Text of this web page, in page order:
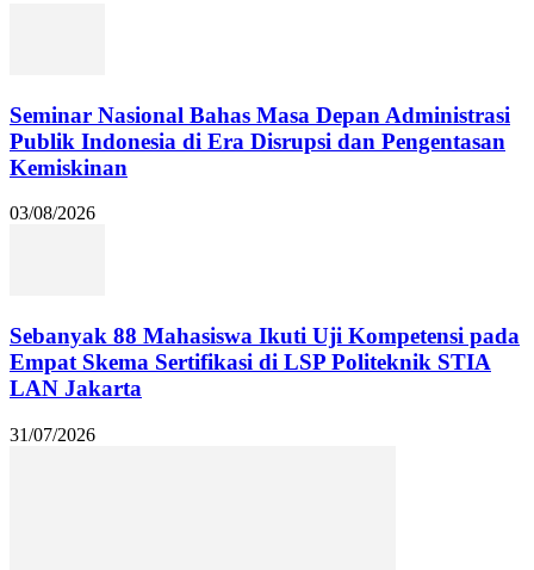
Seminar Nasional Bahas Masa Depan Administrasi
Publik Indonesia di Era Disrupsi dan Pengentasan
Kemiskinan
03/08/2026
Sebanyak 88 Mahasiswa Ikuti Uji Kompetensi pada
Empat Skema Sertifikasi di LSP Politeknik STIA
LAN Jakarta
31/07/2026